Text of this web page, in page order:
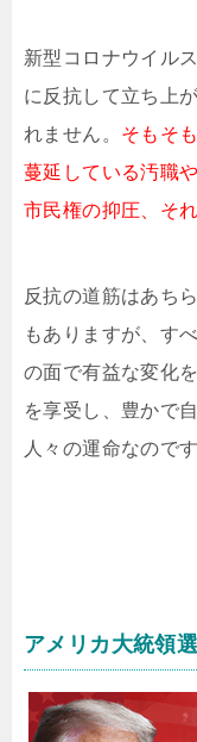
新型コロナウイル
に反抗して立ち上
れません。 そもそ
蔓延している汚職
市民権の抑圧、そ
反抗の道筋はあち
もありますが、す
の面で有益な変化
を享受し、豊かで
人々の運命なのです
アメリカ大統領